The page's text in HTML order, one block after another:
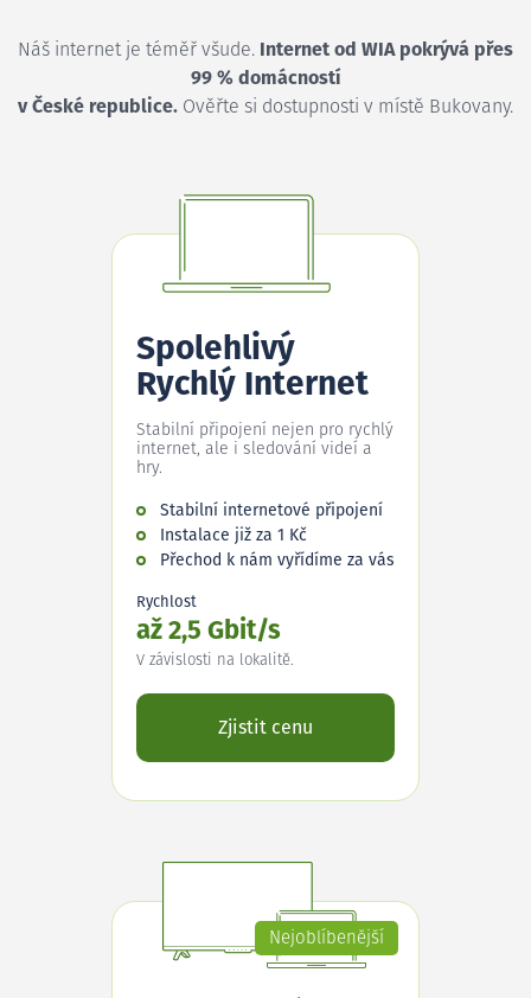
Náš internet je téměř všude. Internet od WIA pokrývá přes
99 % domácností
v České republice. Ověřte si dostupnosti v místě Bukovany.
Spolehlivý
Rychlý Internet
Stabilní připojení nejen pro rychlý
internet, ale i sledování videí a
hry.
Stabilní internetové připojení
Instalace již za 1 Kč
Přechod k nám vyřídíme za vás
Rychlost
až 2,5 Gbit/s
V závislosti na lokalitě.
Zjistit cenu
Nejoblíbenější